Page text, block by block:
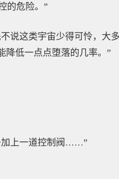
的危险。”
说这类宇宙少得可怜，大
低一点点堕落的几率。”
加上一道控制阀……”